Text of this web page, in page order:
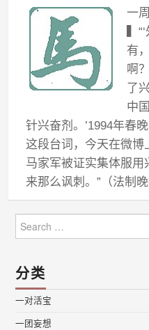
一
有
啊
了
中
针兴奋剂。’1994年春
这段台词，今天在微博
马家军被证实集体服
来那么讽刺。”（法制晚
for:
分类
一对活宝
一团妄想